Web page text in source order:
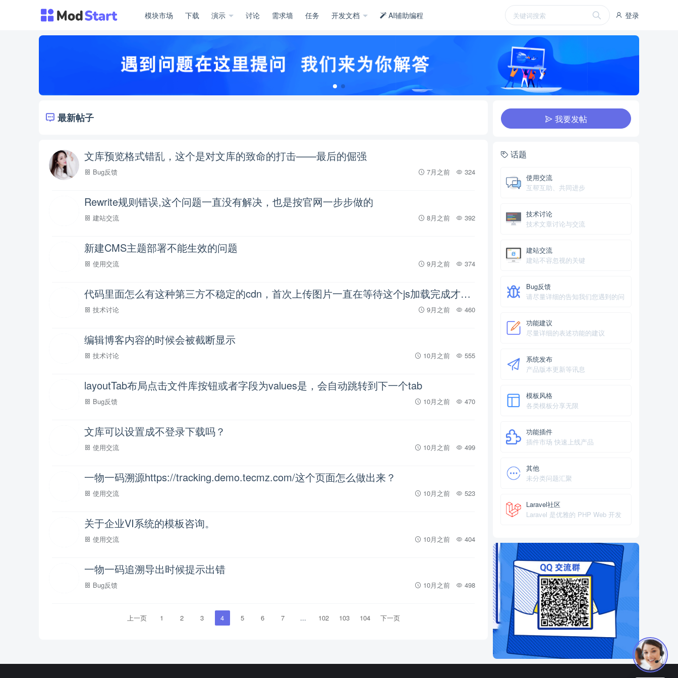
登录
模块市场 下载 演示 讨论 需求墙 任务 开发文档 AI辅助编程
最新帖子
文库预览格式错乱，这个是对文库的致命的打击——最后的倔强
Bug反馈 7月之前 324
Rewrite规则错误,这个问题一直没有解决，也是按官网一步步做的
建站交流 8月之前 392
新建CMS主题部署不能生效的问题
使用交流 9月之前 374
代码里面怎么有这种第三方不稳定的cdn，首次上传图片一直在等待这个js加载完成才上传文件
技术讨论 9月之前 460
编辑博客内容的时候会被截断显示
技术讨论 10月之前 555
layoutTab布局点击文件库按钮或者字段为values是，会自动跳转到下一个tab
Bug反馈 10月之前 470
文库可以设置成不登录下载吗？
使用交流 10月之前 499
一物一码溯源https://tracking.demo.tecmz.com/这个页面怎么做出来？
使用交流 10月之前 523
关于企业VI系统的模板咨询。
使用交流 10月之前 404
一物一码追溯导出时候提示出错
Bug反馈 10月之前 498
上一页 1 2 3 4 5 6 7 ... 102 103 104 下一页
我要发帖
话题
使用交流
互帮互助、共同进步
技术讨论
技术文章讨论与交流
建站交流
建站不容忽视的关键
Bug反馈
请尽量详细的告知我们您遇到的问
功能建议
尽量详细的表述功能的建议
系统发布
产品版本更新等讯息
模板风格
各类模板分享无限
功能插件
插件市场 快速上线产品
其他
未分类问题汇聚
Laravel社区
Laravel 是优雅的 PHP Web 开发
尚开发效率的全栈框架。是最受关
注的 PHP 框架。